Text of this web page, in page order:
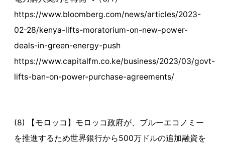
https://www.bloomberg.com/news/articles/2023-
02-28/kenya-lifts-moratorium-on-new-power-
deals-in-green-energy-push
https://www.capitalfm.co.ke/business/2023/03/govt-
lifts-ban-on-power-purchase-agreements/
(8) 【モロッコ】モロッコ政府が、ブルーエコノミー
を推進するため世界銀行から500万ドルの追加融資を